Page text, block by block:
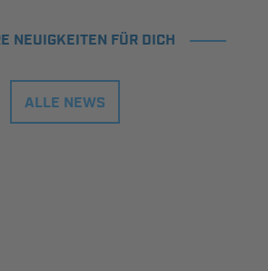
NEUIGKEITEN FÜR DICH
ALLE NEWS